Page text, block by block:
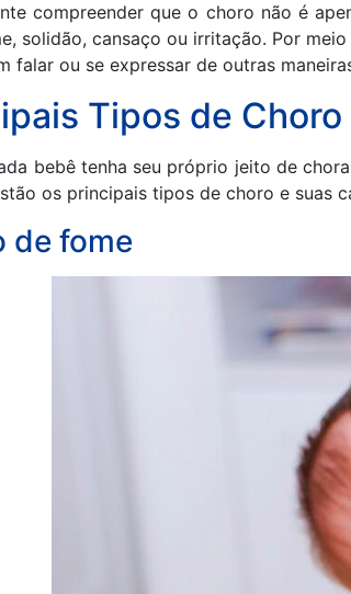
compreender que o choro não é
solidão, cansaço ou irritação. Por
falar ou se expressar de outras
Tipos de Choro
bebê tenha seu próprio jeito de
os principais tipos de choro e suas
de fome